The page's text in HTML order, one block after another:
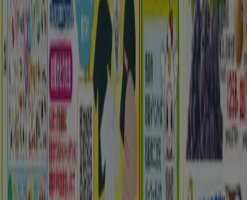
注目のセール商品
シェルター水着 水族館 ランタン 米
ケア スーツケース